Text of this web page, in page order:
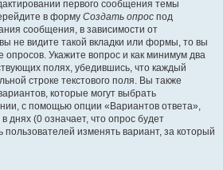
первого сообщения темы
в форму Создать опрос под
сообщения, в зависимости от
не видите такой вкладки или формы, то вы
опросов. Укажите вопрос и как минимум два
полях, убедившись, что каждый
строке текстового поля. Вы также
которые могут выбрать
с помощью опции «Вариантов ответа»,
днях (0 означает, что опрос будет
изменять вариант, за который